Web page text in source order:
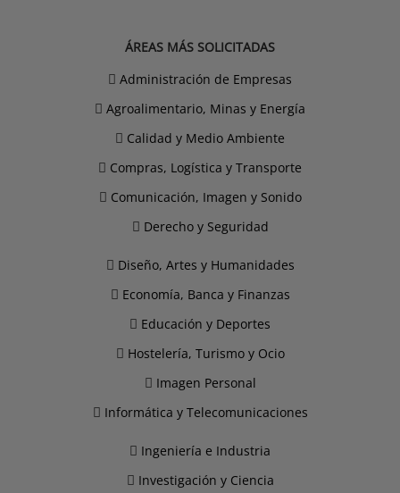
ÁREAS MÁS SOLICITADAS
Administración de Empresas
Agroalimentario, Minas y Energía
Calidad y Medio Ambiente
Compras, Logística y Transporte
Comunicación, Imagen y Sonido
Derecho y Seguridad
Diseño, Artes y Humanidades
Economía, Banca y Finanzas
Educación y Deportes
Hostelería, Turismo y Ocio
Imagen Personal
Informática y Telecomunicaciones
Ingeniería e Industria
Investigación y Ciencia